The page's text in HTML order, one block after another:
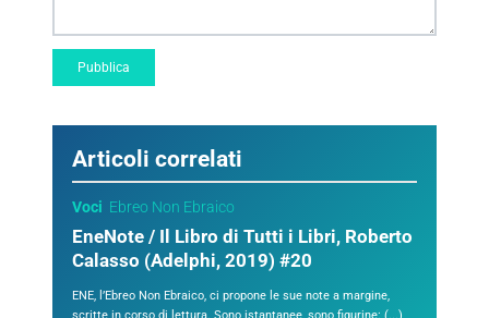
Articoli correlati
Voci Ebreo Non Ebraico
EneNote / Il Libro di Tutti i Libri, Roberto
Calasso (Adelphi, 2019) #20
ENE, l’Ebreo Non Ebraico, ci propone le sue note a margine,